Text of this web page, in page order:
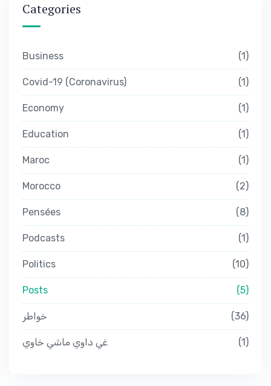
Categories
Business 1
Covid-19 (Coronavirus) 1
Economy 1
Education 1
Maroc 1
Morocco 2
Pensées 8
Podcasts 1
Politics 10
Posts 5
خواطر 36
غي داوي ماشي خاوي 1